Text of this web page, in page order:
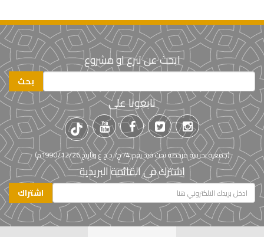
ابحث عن تبرع او مشروع
تابعونا على
(جمعية بحرينية مرخصة تحت قيد رقم 4/ ج/ د خ ع وتاريخ 1990/12/26م)
اشترك في القائمة البريدية